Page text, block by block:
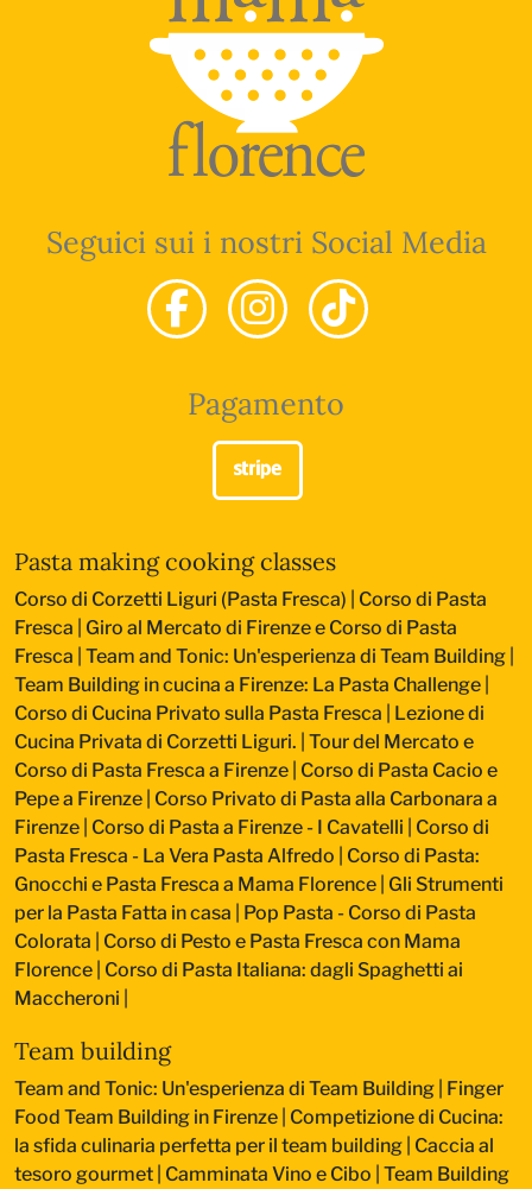
Seguici sui i nostri Social Media
Pagamento
Pasta making cooking classes
Corso di Corzetti Liguri (Pasta Fresca)
Corso di Pasta
Fresca
Giro al Mercato di Firenze e Corso di Pasta
Fresca Team and Tonic: Un'esperienza di Team Building
Team Building in cucina a Firenze: La Pasta Challenge
Corso di Cucina Privato sulla Pasta Fresca
Lezione di
Cucina Privata di Corzetti Liguri. Tour del Mercato e
Corso di Pasta Fresca a Firenze Corso di Pasta Cacio e
Pepe a Firenze Corso Privato di Pasta alla Carbonara a
Firenze Corso di Pasta a Firenze - I Cavatelli
Corso di
Pasta Fresca - La Vera Pasta Alfredo
Corso di Pasta:
Gnocchi e Pasta Fresca a Mama Florence Gli Strumenti
per la Pasta Fatta in casa
Pop Pasta - Corso di Pasta
Colorata
Corso di Pesto e Pasta Fresca con Mama
Florence Corso di Pasta Italiana: dagli Spaghetti ai
Maccheroni
Team building
Team and Tonic: Un'esperienza di Team Building Finger
Food Team Building in Firenze Competizione di Cucina:
la sfida culinaria perfetta per il team building Caccia al
tesoro gourmet Camminata Vino e Cibo Team Building